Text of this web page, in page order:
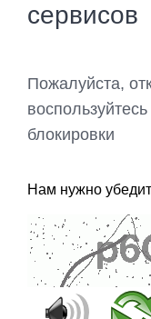
сервисов
Пожалуйста,
блокировки
Нам нужно